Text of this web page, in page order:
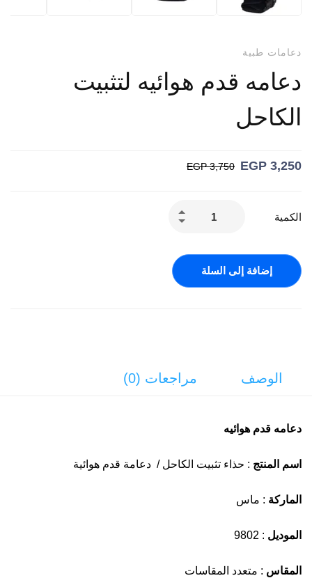
دعامات طبية
دعامه قدم هوائيه لتثبيت
الكاحل
EGP 3,250
EGP3,750
الكمية
إضافة إلى السلة
الوصف مراجعات (0)
دعامه قدم هوائيه
اسم المنتج : حذاء تثبيت الكاحل / دعامة قدم هوائية
الماركة : ماس
الموديل : 9802
المقاس : متعدد المقاسات